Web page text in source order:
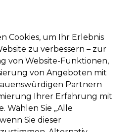
Anmelden
Elektrogeräte Saloneinrichtung
und Lieferzeiten
– mehr erfahren
Conditioner 1L
Cookies, um Ihr Erlebnis
zu verbessern – zur
von Website-Funktionen,
von Angeboten mit
Partnern
Ihrer Erfahrung mit
Wählen Sie „Alle
Sie dieser